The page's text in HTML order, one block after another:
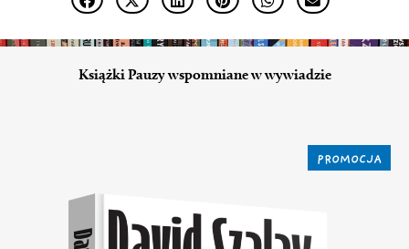
Książki Pauzy wspomniane w wywiadzie
PROMOCJA